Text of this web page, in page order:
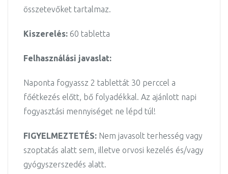
összetevőket tartalmaz.
Kiszerelés: 60 tabletta
Felhasználási javaslat:
Naponta fogyassz 2 tablettát 30 perccel a
főétkezés előtt, bő folyadékkal. Az ajánlott napi
fogyasztási mennyiséget ne lépd túl!
FIGYELMEZTETÉS: Nem javasolt terhesség vagy
szoptatás alatt sem, illetve orvosi kezelés és/vagy
gyógyszerszedés alatt.